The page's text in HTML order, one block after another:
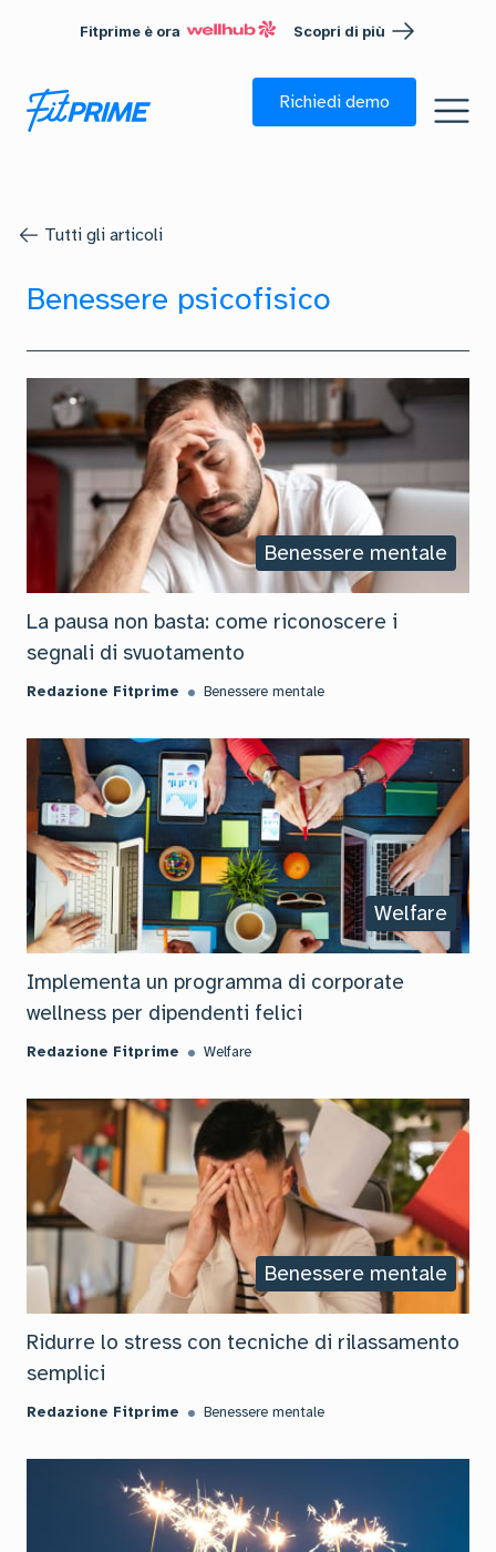
Fitprime è ora Scopri di più
Richiedi demo
Tutti gli articoli
Benessere psicofisico
Benessere mentale
La pausa non basta: come riconoscere i
segnali di svuotamento
Redazione Fitprime Benessere mentale
Welfare
Implementa un programma di corporate
wellness per dipendenti felici
Redazione Fitprime Welfare
Benessere mentale
Ridurre lo stress con tecniche di rilassamento
semplici
Redazione Fitprime Benessere mentale